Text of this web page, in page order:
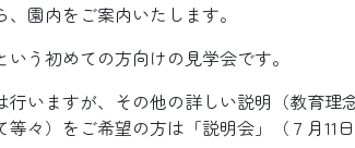
園内をご案内いたします。
う初めての方向けの見学会です。
いますが、その他の詳しい説明（教育理
々）をご希望の方は「説明会」（７月11